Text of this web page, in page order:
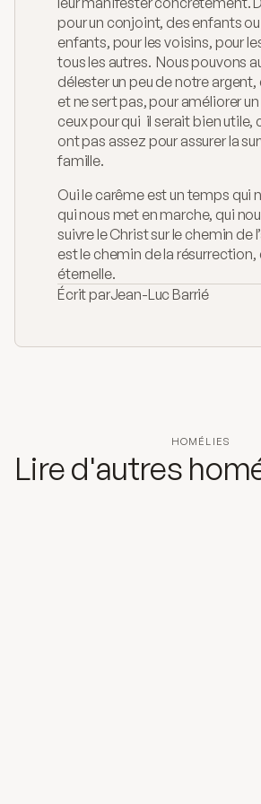
pour un conjoint, des enfants
enfants, pour les voisins, pour
tous les autres.  Nous pouvons
délester un peu de notre argent,
et ne sert pas, pour améliorer
ceux pour qui  il serait bien utile,
ont pas assez pour assurer la
famille.
Oui le carême est un temps qui
qui nous met en marche, qui
suivre le Christ sur le chemin de
est le chemin de la résurrection,
éternelle.
Écrit parJean-Luc Barrié
HOMÉLIES
Lire d'autres